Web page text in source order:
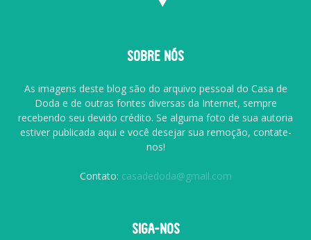
SOBRE NÓS
As imagens deste blog são do arquivo pessoal do Casa de
Doda e de outras fontes diversas da Internet, sempre
recebendo seu devido crédito. Se alguma foto de sua autoria
estiver publicada aqui e você desejar sua remoção, contate-
nos!
Contato: casadedoda@gmail.com
SIGA-NOS